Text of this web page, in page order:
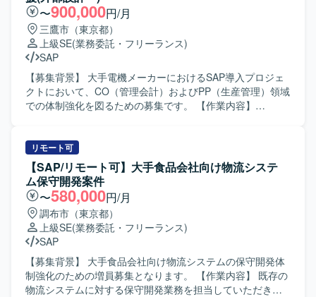
ース環境の整備、バックアップ処理の設計・設定を担当し
て頂きます。加えて、システム全体の観点で移行計画およ
び手順書の整理を行い、機能試験・障害試験・性能試験の
計画立案と実施、ならびに本番環境への移行作業まで一連
の工程をご担当頂きます。 【求める人物像】 インフラ全体
を俯瞰しながら、自ら課題を整理し設計や手順に落とし込
める方を求めております。不足しているスキルについて
も、指導を受けながら主体的にキャッチアップし、着実に
協調性を持ってプロジェクトを推進して頂ける方を歓迎い
たします。 【ポジションの魅力】 ストレージ更改からサー
バ、ミドルウェア、データベースまでを含む大規模なイン
フラ更改プロジェクトに参画して頂けます。設計変更から
試験、移行実施まで一通りの工程を経験できるため、イン
フラエンジニアとしてのスキルセットを広く深く強化して
頂ける環境です。将来的なリーダーや上流工程へのステッ
プアップを目指す方にも、実務を通じて経験を積める案件
となっております。 【開発環境】 Linuxベースのサーバ環
境上で、ストレージおよびクラスタミドルウェア、Oracle
データベースを組み合わせたインフラ基盤を扱って頂きま
〜900,000円/月
三鷹市（東京都）
上級SE(業務委託・フリーランス)
SAP
【募集背景】 大手電機メーカーにおけるSAP導入プロジェ
クトにおいて、CO（管理会計）およびPP（生産管理）領域
での体制強化を図るための募集です。 【作業内容】
担当いただきます。具体的には、標準機能およびアドオン
機能に関する要件整理や外部設計、エラー発生時の原因分
析と修正方針の検討、ABAPアドオンのデバッグ結果を踏ま
えた不具合判定などを行っていただきます。また、管理会
計および生産管理に関する業務フロー理解をもとに、関連
トランザクションの確認や業務部門との認識合わせなども
行っていただきます。 【求める人物像】 自身のタスクに責
任感を持ち、主体的に業務を遂行できる方を求めていま
す。関係者とのコミュニケーションを円滑に行いながら、
課題に対して前向きに取り組んでいただける方を歓迎いた
します。 【ポジションの魅力】 大手電機メーカー向けの大
リモート可
【SAP/リモート可】大手食品会社向け物流システ
ム保守開発案件
〜580,000円/月
調布市（東京都）
上級SE(業務委託・フリーランス)
SAP
【募集背景】 大手食品会社向け物流システムの保守開発体
制強化のための増員募集となります。 【作業内容】 既存の
物流システムに対する保守開発業務を担当していただきま